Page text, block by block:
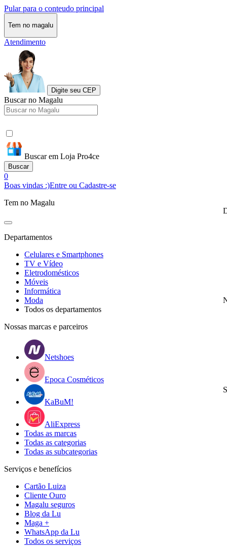
Pular para o conteudo principal
Tem no magalu
Atendimento
Digite seu CEP
Buscar no Magalu
Buscar em Loja Pro4ce
Buscar
0
Boas vindas :)Entre ou Cadastre-se
Tem no Magalu
Departamentos
Celulares e Smartphones
TV e Vídeo
Eletrodomésticos
Móveis
Informática
Moda
Todos os departamentos
Nossas marcas e parceiros
Netshoes
Epoca Cosméticos
KaBuM!
AliExpress
Todas as marcas
Todas as categorias
Todas as subcategorias
Serviços e benefícios
Cartão Luiza
Cliente Ouro
Magalu seguros
Blog da Lu
Maga +
WhatsApp da Lu
Todos os serviços